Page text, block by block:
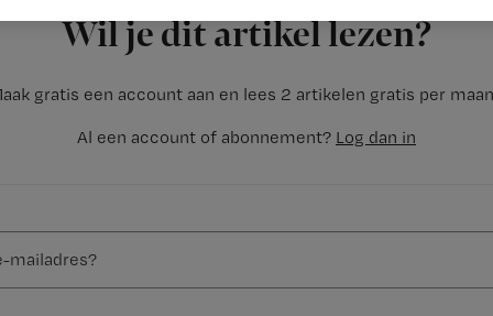
Wil je dit artikel lezen?
gratis een account aan en lees 2 artikelen gratis per
Al een account of abonnement? Log dan in